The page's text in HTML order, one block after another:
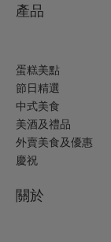
產品
蛋糕美點
節日精選
中式美食
美酒及禮品
外賣美食及優惠
慶祝
關於